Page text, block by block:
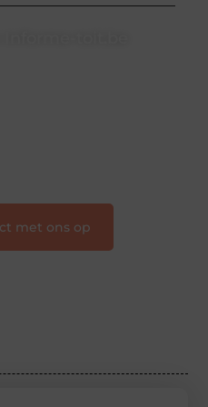
met ons op